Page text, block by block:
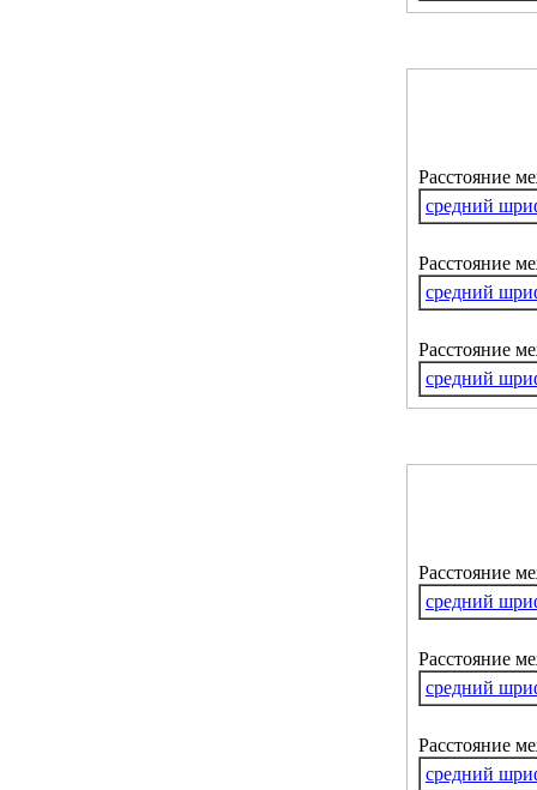
Расстояние
средний
Расстояние
средний
Расстояние
средний
Расстояние
средний
Расстояние
средний
Расстояние
средний